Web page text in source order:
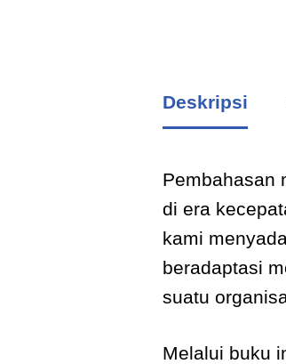
Deskripsi
Pembahasan
di era
kami
beradaptasi
suatu
Melalui buku